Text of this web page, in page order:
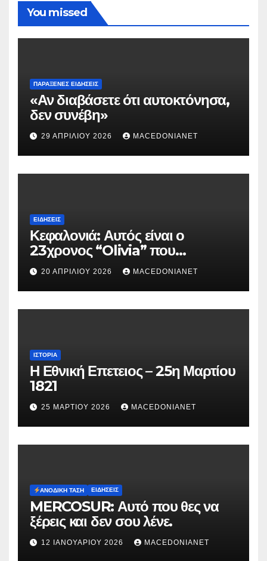
You missed
ΠΑΡΆΞΕΝΕΣ ΕΙΔΉΣΕΙΣ
«Αν διαβάσετε ότι αυτοκτόνησα,
δεν συνέβη»
29 ΑΠΡΙΛΊΟΥ 2026 MACEDONIANET
ΕΙΔΉΣΕΙΣ
Κεφαλονιά: Αυτός είναι ο
23χρονος “Olivia” που
κατηγορείται για τον θάνατο της
Μυρτούς
20 ΑΠΡΙΛΊΟΥ 2026 MACEDONIANET
ΙΣΤΟΡΊΑ
Η Εθνική Επετειος – 25η Μαρτίου
1821
25 ΜΑΡΤΊΟΥ 2026 MACEDONIANET
ΑΝΟΔΙΚΉ ΤΆΣΗ ΕΙΔΉΣΕΙΣ
MERCOSUR: Αυτό που θες να
ξέρεις και δεν σου λένε.
12 ΙΑΝΟΥΑΡΊΟΥ 2026 MACEDONIANET